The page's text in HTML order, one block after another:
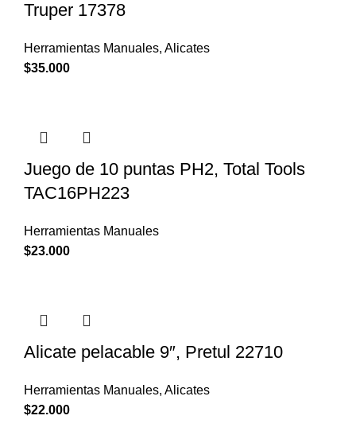
Truper 17378
Herramientas Manuales, Alicates
$35.000
Juego de 10 puntas PH2, Total Tools
TAC16PH223
Herramientas Manuales
$23.000
Alicate pelacable 9″, Pretul 22710
Herramientas Manuales, Alicates
$22.000